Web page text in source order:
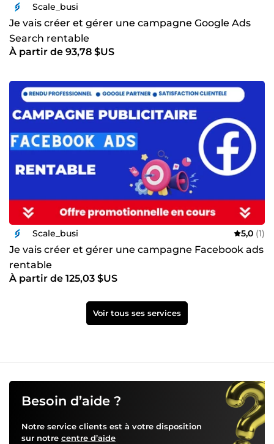
Scale_busi
Je vais créer et gérer une campagne Google Ads
Search rentable
À partir de 93,78 $US
Scale_busi 5,0 (1)
Je vais créer et gérer une campagne Facebook ads
rentable
À partir de 125,03 $US
Voir tous ses services
Besoin d’aide ?
Notre service clients est à votre disposition
sur notre centre d’aide